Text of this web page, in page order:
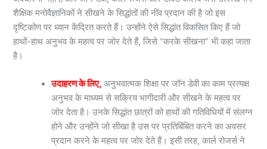
शैक्षिक मनोवैज्ञानिकों ने सीखने के सिद्धांतों की नींव प्रदान की है जो इस
दृष्टिकोण पर ध्यान केंद्रित करते हैं। उन्होंने ऐसे सिद्धांत विकसित किए हैं जो
हाथों-हाथ अनुभव के महत्व पर जोर देते हैं, जिसे “करके सीखना” भी कहा जाता
है।
उदाहरण के लिए, अनुभवात्मक शिक्षा पर जॉन डेवी का काम प्रत्यक्ष
अनुभव के माध्यम से सक्रिय भागीदारी और सीखने के महत्व पर
जोर देता है। उनके सिद्धांत छात्रों को हाथों की गतिविधियों में संलग्न
होने और उन्होंने जो सीखा है उस पर प्रतिबिंबित करने का अवसर
प्रदान करने के महत्व पर जोर देते हैं। इसी तरह, कार्ल रोजर्स ने